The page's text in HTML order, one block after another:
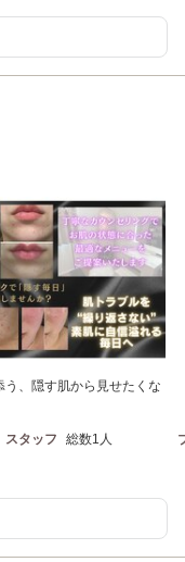
、隠す肌から見せたくな
スタッフ 総数1人